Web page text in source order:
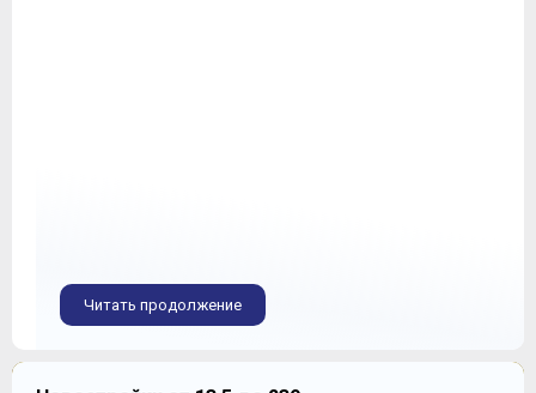
Читать продолжение